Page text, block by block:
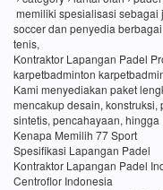
memiliki spesialisasi sebagai
soccer dan penyedia
tenis,
Kontraktor Lapangan Padel
karpetbadminton
Kami menyediakan paket
mencakup desain,
sintetis, pencahayaan, hingga
Kenapa Memilih 77 Sport
Spesifikasi Lapangan Padel
Kontraktor Lapangan Padel
Centroflor Indonesia